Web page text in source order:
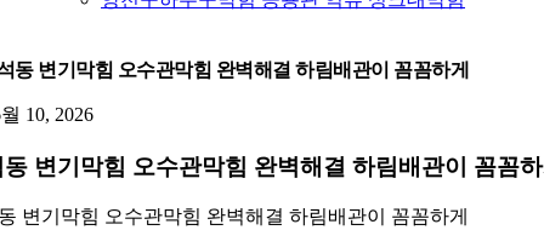
동 변기막힘 오수관막힘 완벽해결 하림배관이 꼼꼼하게
10, 2026
변기막힘 오수관막힘 완벽해결 하림배관이 꼼꼼
변기막힘 오수관막힘 완벽해결 하림배관이 꼼꼼하게